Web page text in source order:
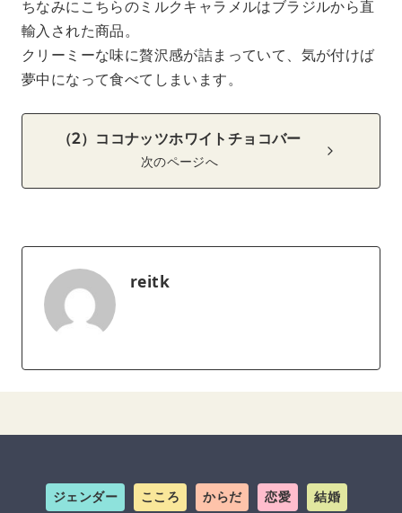
ちなみにこちらのミルクキャラメルはブラジルから直
輸入された商品。
クリーミーな味に贅沢感が詰まっていて、気が付けば
夢中になって食べてしまいます。
（2）ココナッツホワイトチョコバー
次のページへ
reitk
ジェンダー こころ からだ 恋愛 結婚